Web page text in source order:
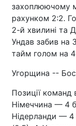
захоплюючому
рахунком 2:2.
2-й хвилині та
Ундав забив на
тайм голом на
Угорщина --
Позиції команд
Німеччина — 4
Нідерланди — 4